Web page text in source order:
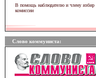
В помощь наблюдателю и члену избир
комиссии
Слово коммуниста: